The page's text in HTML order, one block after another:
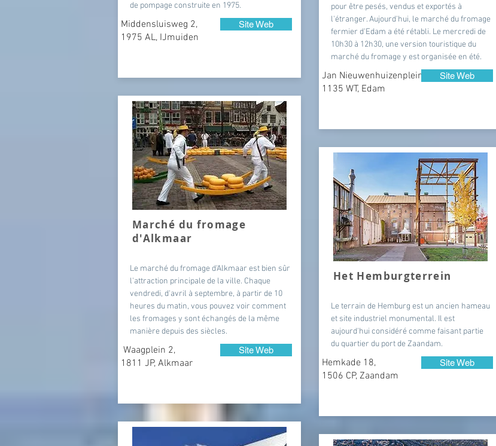
de pompage construite en 1975.
Middensluisweg 2,
1975 AL, IJmuiden
Site Web
Marché du fromage
d'Alkmaar
Le marché du fromage d'Alkmaar est bien sûr
l'attraction principale de la ville. Chaque
vendredi, d'avril à septembre, à partir de 10
heures du matin, vous pouvez voir comment
les fromages y sont échangés de la même
manière depuis des siècles.
Waagplein 2,
1811 JP, Alkmaar
Site Web
pour être pesés, vendus et exportés à
l'étranger. Aujourd'hui, le marché du fromage
fermier d'Edam a été rétabli. Le mercredi de
10h30 à 12h30, une version touristique du
marché du fromage y est organisée en été.
Jan Nieuwenhuizenplein,
1135 WT, Edam
Site Web
Het Hemburgterrein
Le terrain de Hemburg est un ancien hameau
et site industriel monumental. Il est
aujourd'hui considéré comme faisant partie
du quartier du port de Zaandam.
Hemkade 18,
1506 CP, Zaandam
Site Web